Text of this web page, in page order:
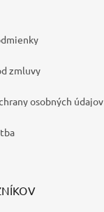
zmluvy
osobných údajov